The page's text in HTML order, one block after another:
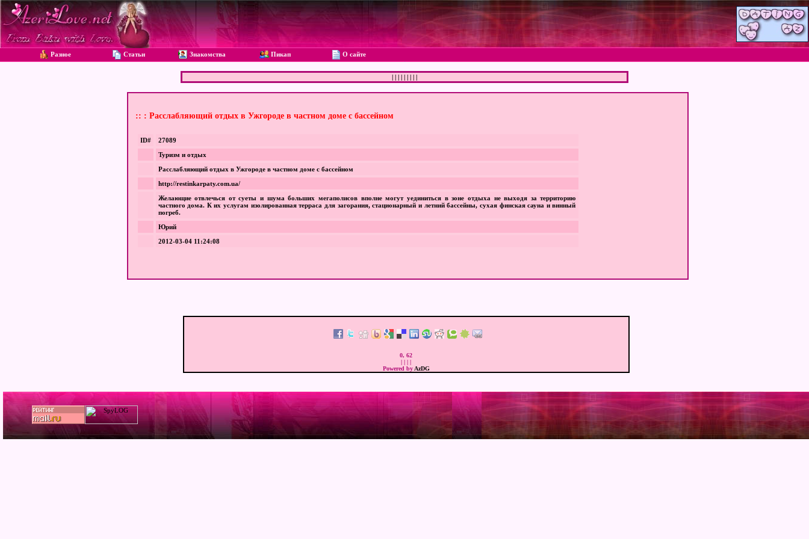
Разное Статьи Знакомства Пикап О сайте
| | | | | | | | |
:: : Расслабляющий отдых в Ужгороде в частном доме с бассейном
ID#
27089
Туризм и отдых
Расслабляющий отдых в Ужгороде в частном доме с бассейном
http://restinkarpaty.com.ua/
Желающие отвлечься от суеты и шума больших мегаполисов вполне могут уединиться в зоне отдыха не выходя за территорию
частного дома. К их услугам изолированная терраса для загорания, стационарный и летний бассейны, сухая финская сауна и винный
погреб.
Юрий
2012-03-04 11:24:08
0, 62
| | | |
Powered by AzDG